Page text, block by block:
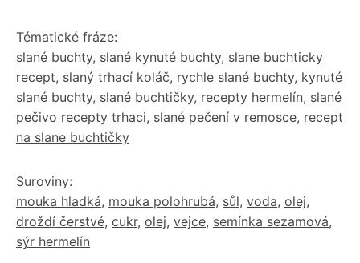
Tématické fráze:
slané buchty, slané kynuté buchty, slane buchticky
recept, slaný trhací koláč, rychle slané buchty, kynuté
slané buchty, slané buchtičky, recepty hermelín, slané
pečivo recepty trhaci, slané pečení v remosce, recept
na slane buchtičky
Suroviny:
mouka hladká, mouka polohrubá, sůl, voda, olej,
droždí čerstvé, cukr, olej, vejce, semínka sezamová,
sýr hermelín